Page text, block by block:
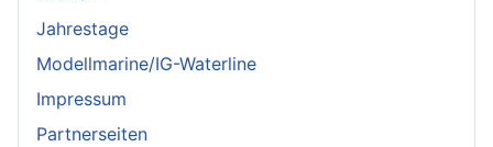
Jahrestage
Modellmarine/IG-Waterline
Impressum
Partnerseiten